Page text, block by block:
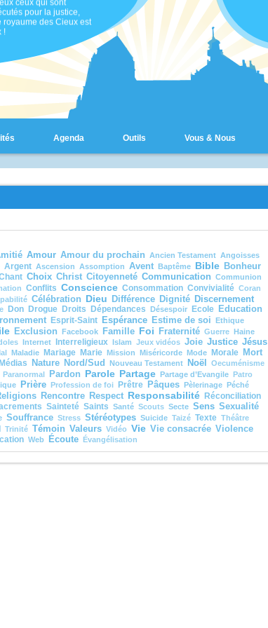
pour la justice,
royaume des Cieux est
!
de Jésus Christ
saint Matthieu
temps-là,
:
veut marcher
à lui-même,
me suive.
qui veut sauver
au prix de sa vie ?
pourra-t-il donner en
de sa vie ?
Fils de l’homme va
ses anges
gloire de son Père ;
rendra à chacun
sa conduite.
je vous le dis :
ceux qui sont ici,
ne connaîtront pas la
d’avoir vu le Fils de
son Règne. »
la Parole
Agenda Outils Vous & Nous
Amour Amour du prochain Ancien Testament Angoisses
Argent Ascension Assomption Avent Baptême Bible Bonheur
Choix Christ Citoyenneté Communication Communion
Conflits Conscience Consommation Convivialité Coran
Célébration Dieu Différence Dignité Discernement
Don Drogue Droits Dépendances Désespoir Ecole Education
Esprit-Saint Espérance Estime de soi Ethique
Exclusion Facebook Famille Foi Fraternité Guerre Haine
Internet Interreligieux Islam Jeux vidéos Joie Justice Jésus
Maladie Mariage Marie Mission Miséricorde Mode Morale Mort
Médias Nature Nord/Sud Nouveau Testament Noël
Oecuménisme
Paranormal Pardon Parole Partage Partage d’Evangile Patro
Prière Profession de foi Prêtre Pâques Pèlerinage Péché
Rencontre Respect Responsabilité Réconciliation
Sainteté Saints Santé Scouts Secte Sens Sexualité
Souffrance Stress Stéréotypes Suicide Taizé Texte Théâtre
Trinité Témoin Valeurs Vidéo Vie Vie consacrée Violence
Web Écoute Évangélisation